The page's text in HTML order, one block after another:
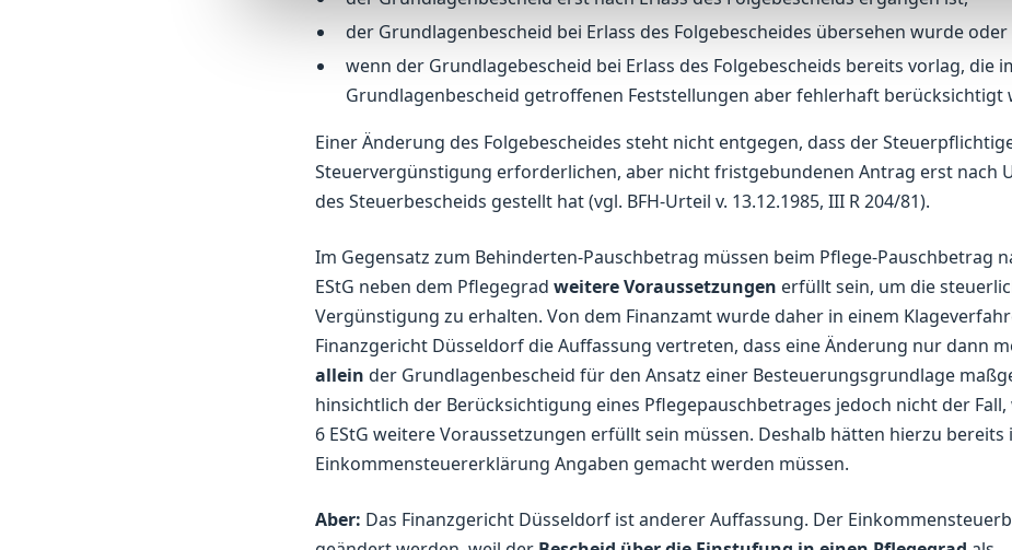
der Grundlagenbescheid bei Erlass des Folgebescheides übersehen wurde oder
wenn der Grundlagebescheid bei Erlass des Folgebescheids bereits vorlag, die
Grundlagenbescheid getroffenen Feststellungen aber fehlerhaft berücksichtigt
Einer Änderung des Folgebescheides steht nicht entgegen, dass der
Steuervergünstigung erforderlichen, aber nicht fristgebundenen Antrag erst nach
des Steuerbescheids gestellt hat (vgl. BFH-Urteil v. 13.12.1985, III R 204/81).
Im Gegensatz zum Behinderten-Pauschbetrag müssen beim Pflege-Pauschbetrag
EStG neben dem Pflegegrad weitere Voraussetzungen erfüllt sein, um die
Vergünstigung zu erhalten. Von dem Finanzamt wurde daher in einem
Finanzgericht Düsseldorf die Auffassung vertreten, dass eine Änderung nur dann
allein der Grundlagenbescheid für den Ansatz einer Besteuerungsgrundlage
hinsichtlich der Berücksichtigung eines Pflegepauschbetrages jedoch nicht der Fall,
6 EStG weitere Voraussetzungen erfüllt sein müssen. Deshalb hätten hierzu bereits
Einkommensteuererklärung Angaben gemacht werden müssen.
Aber: Das Finanzgericht Düsseldorf ist anderer Auffassung. Der